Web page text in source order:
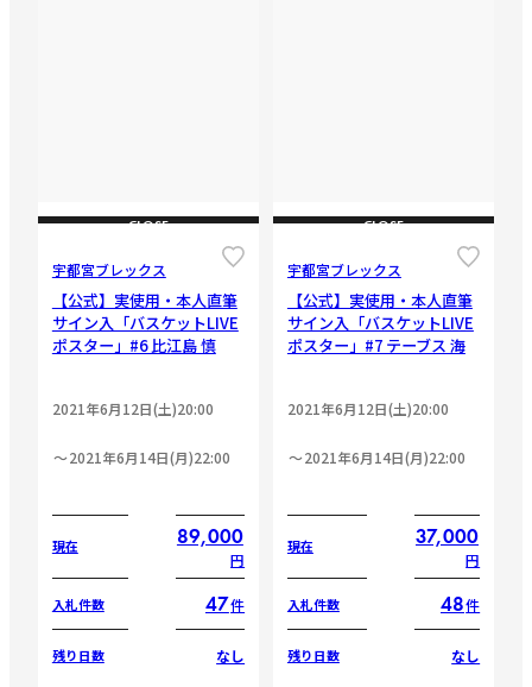
CLOSE
宇都宮ブレックス
【公式】実使用・本人直筆
サイン入「バスケットLIVE
ポスター」#6 比江島 慎
2021年6月12日(土)20:00
2021年6月14日(月)22:00
現在 89,000
円
入札件数 47件
残り日数 なし
CLOSE
宇都宮ブレックス
【公式】実使用・本人直筆
サイン入「バスケットLIVE
ポスター」#7 テーブス 海
2021年6月12日(土)20:00
2021年6月14日(月)22:00
現在 37,000
円
入札件数 48件
残り日数 なし